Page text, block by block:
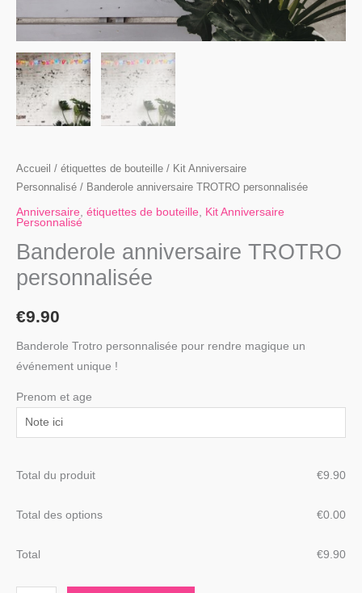
Accueil / étiquettes de bouteille / Kit Anniversaire
Personnalisé / Banderole anniversaire TROTRO personnalisée
Anniversaire, étiquettes de bouteille, Kit Anniversaire
Personnalisé
Banderole anniversaire TROTRO
personnalisée
€9.90
Banderole Trotro personnalisée pour rendre magique un
événement unique !
Prenom et age
Total du produit €‎9.90
Total des options €‎0.00
Total €‎9.90